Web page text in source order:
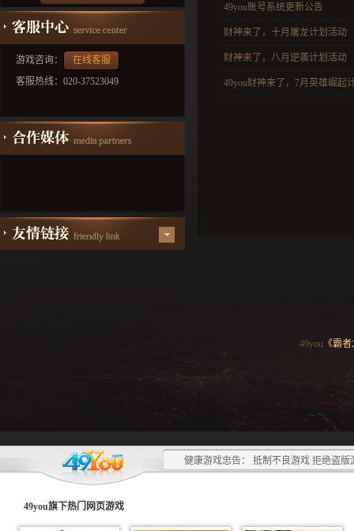
游戏咨询：
在线客服
客服热线：020-37523049
49you账号系统更新公告
财神来了，十月屠龙计划活动
财神来了，八月逆袭计划活动
49you财神来了，7月英雄崛起
49you《霸者
健康游戏忠告： 抵制不良游戏 拒绝盗
49you旗下热门 网页游戏